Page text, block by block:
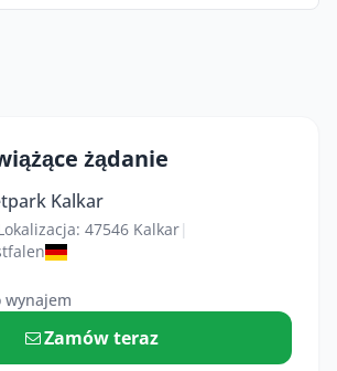
żądanie
Kalkar
47546 Kalkar|
wynajem
Zamów teraz